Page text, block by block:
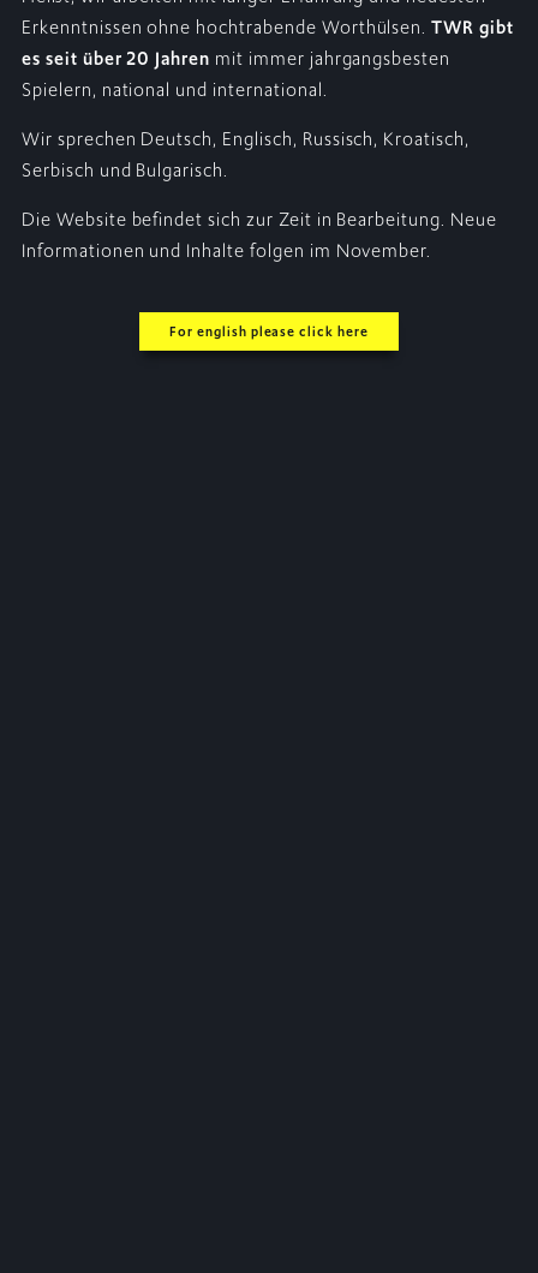
Erkenntnissen ohne hochtrabende Worthülsen.TWR gibt
es seit über 20 Jahren mit immer jahrgangsbesten
Spielern, national und international.
Wir sprechen Deutsch, Englisch, Russisch, Kroatisch,
Serbisch und Bulgarisch.
Die Website befindet sich zur Zeit in Bearbeitung. Neue
Informationen und Inhalte folgen im November.
For english please click here